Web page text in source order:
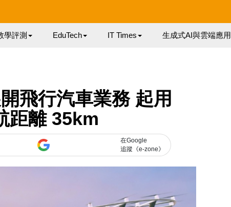
學評測 EduTech IT Times 生成式AI與雲端應用
飛行汽車業務 起用
距離 35km
在Google
追蹤《e-zone》